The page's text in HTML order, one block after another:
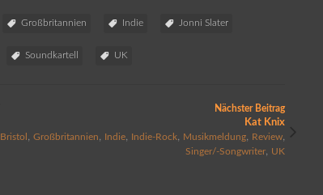
Großbritannien Indie Jonni Slater
Soundkartell UK
Nächster Beitrag
Kat Knix
Bristol ,Großbritannien Indie Indie-Rock Musikmeldung Review
Singer/-Songwriter UK